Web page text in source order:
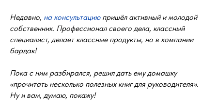
Недавно, на консультациюпришёл активный и молодой
собственник. Профессионал своего дела, классный
специалист, делает классные продукты, но в компании
бардак!
Пока с ним разбирался, решил дать ему домашку
«прочитать несколько полезных книг для руководителя».
Ну и вам, думаю, покажу!